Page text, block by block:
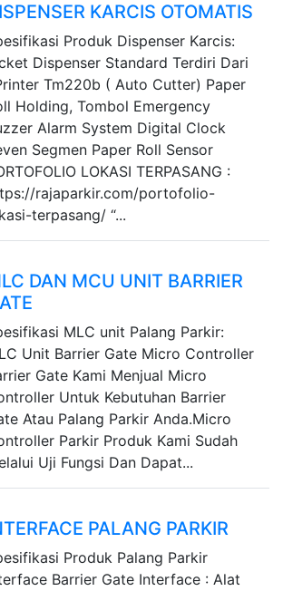
KARCIS OTOMATIS
Produk Dispenser Karcis:
Dispenser Standard Terdiri Dari
Tm220b ( Auto Cutter) Paper
Holding, Tombol Emergency
Alarm System Digital Clock
Segmen Paper Roll Sensor
LOKASI TERPASANG :
rajaparkir.com/portofolio-
terpasang/ “...
DAN MCU UNIT BARRIER
MLC unit Palang Parkir:
Unit Barrier Gate Micro Controller
Gate Kami Menjual Micro
Untuk Kebutuhan Barrier
Atau Palang Parkir Anda.Micro
Parkir Produk Kami Sudah
Uji Fungsi Dan Dapat...
PALANG PARKIR
Produk Palang Parkir
Barrier Gate Interface : Alat